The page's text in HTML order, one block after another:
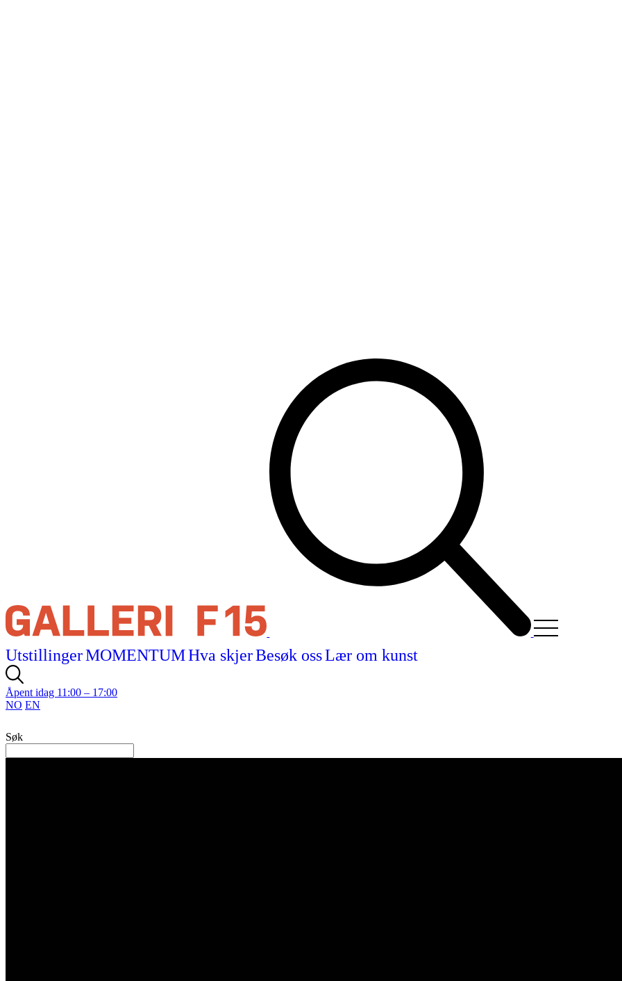
UtstillingerMOMENTUMHva skjerBesøk ossLær om kunst
Åpent idag 11:00 – 17:00
NO EN
Søk